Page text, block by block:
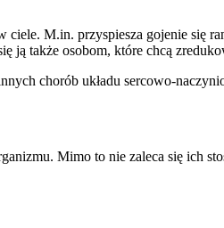
M.in. przyspiesza gojenie się
ją także osobom, które chcą
chorób układu sercowo-
Mimo to nie zaleca się ich